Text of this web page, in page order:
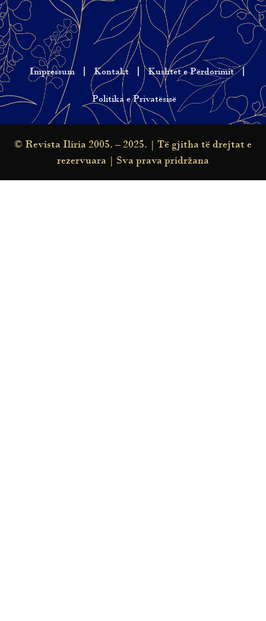
Impressum Kontakt Kushtet e Përdorimit
Politika e Privatësisë
© Revista Iliria 2005. – 2025. | Të gjitha të drejtat e
rezervuara | Sva prava pridržana